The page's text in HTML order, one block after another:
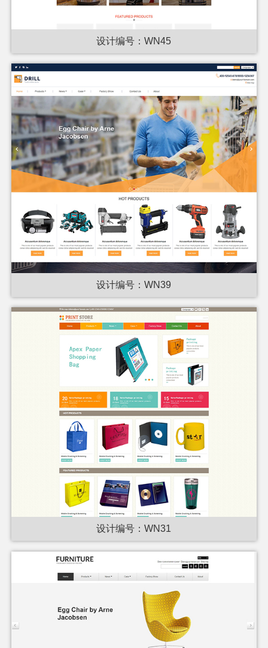
设计编号：WN45
设计编号：WN39
设计编号：WN31